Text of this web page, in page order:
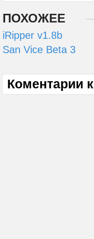
ПОХОЖЕЕ
iRipper v1.8b
San Vice Beta 3
Коментарии к